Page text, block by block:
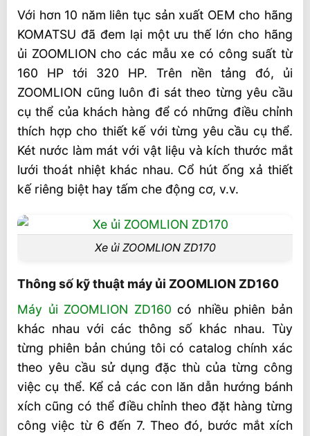
ZD160
Video tham khảo xe ủi ZOOMLION ZD160
Liên hệ mua xe ủi ZOOMLION ZD160
Với hơn 10 năm liên tục sản xuất OEM cho hãng
KOMATSU đã đem lại một ưu thế lớn cho hãng
ủi ZOOMLION cho các mẫu xe có công suất từ
160 HP tới 320 HP. Trên nền tảng đó, ủi
ZOOMLION cũng luôn đi sát theo từng yêu cầu
cụ thể của khách hàng để có những điều chỉnh
thích hợp cho thiết kế với từng yêu cầu cụ thể.
Két nước làm mát với vật liệu và kích thước mắt
lưới thoát nhiệt khác nhau. Cổ hút ống xả thiết
kế riêng biệt hay tấm che động cơ, v.v.
Xe ủi ZOOMLION ZD170
Thông số kỹ thuật máy ủi ZOOMLION ZD160
Máy ủi ZOOMLION ZD160 có nhiều phiên bản
khác nhau với các thông số khác nhau. Tùy
từng phiên bản chúng tôi có catalog chính xác
theo yêu cầu sử dụng đặc thù của từng công
việc cụ thể. Kể cả các con lăn dẫn hướng bánh
xích cũng có thể điều chỉnh theo đặt hàng từng
công việc từ 6 đến 7. Theo đó, bước mắt xích